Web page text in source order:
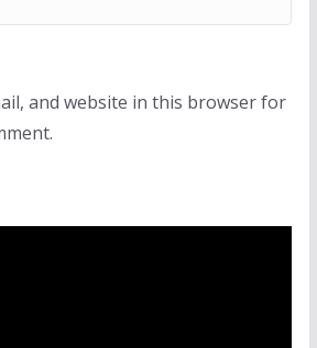
and website in this browser for